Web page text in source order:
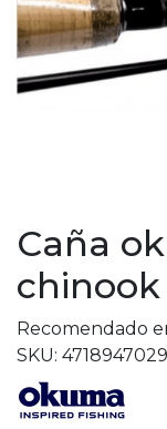
Caña
chinook
Recomendado
SKU: